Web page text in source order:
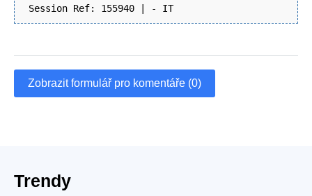
Session Ref: 155940 | - IT
Zobrazit formulář pro komentáře (0)
Trendy